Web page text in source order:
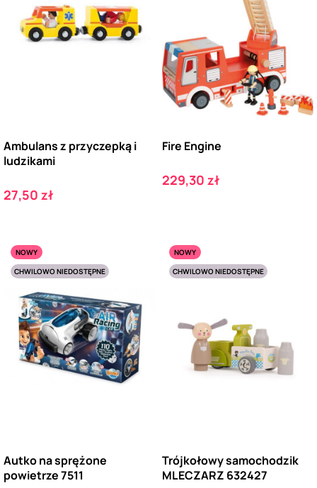
Ambulans z przyczepką i
ludzikami
Cena
27,50 zł
Fire Engine
Cena
229,30 zł
NOWY
CHWILOWO NIEDOSTĘPNE
Autko na sprężone
powietrze 7511
NOWY
CHWILOWO NIEDOSTĘPNE
Trójkołowy samochodzik
MLECZARZ 632427